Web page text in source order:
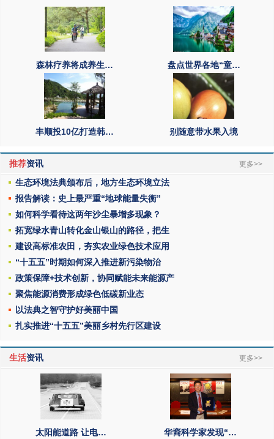
森林疗养将成养生… 盘点世界各地“童…
丰顺投10亿打造韩… 别随意带水果入境
推荐资讯 更多>>
生态环境法典颁布后，地方生态环境立法
报告解读：史上最严重“地球能量失衡”
如何科学看待这两年沙尘暴增多现象？
拓宽绿水青山转化金山银山的路径，把生
建设高标准农田，夯实农业绿色技术应用
“十五五”时期如何深入推进新污染物治
政策保障+技术创新，协同赋能未来能源产
聚焦能源消费形成绿色低碳新业态
以法典之智守护好美丽中国
扎实推进“十五五”美丽乡村先行区建设
生活资讯 更多>>
太阳能道路 让电… 华裔科学家发现“…